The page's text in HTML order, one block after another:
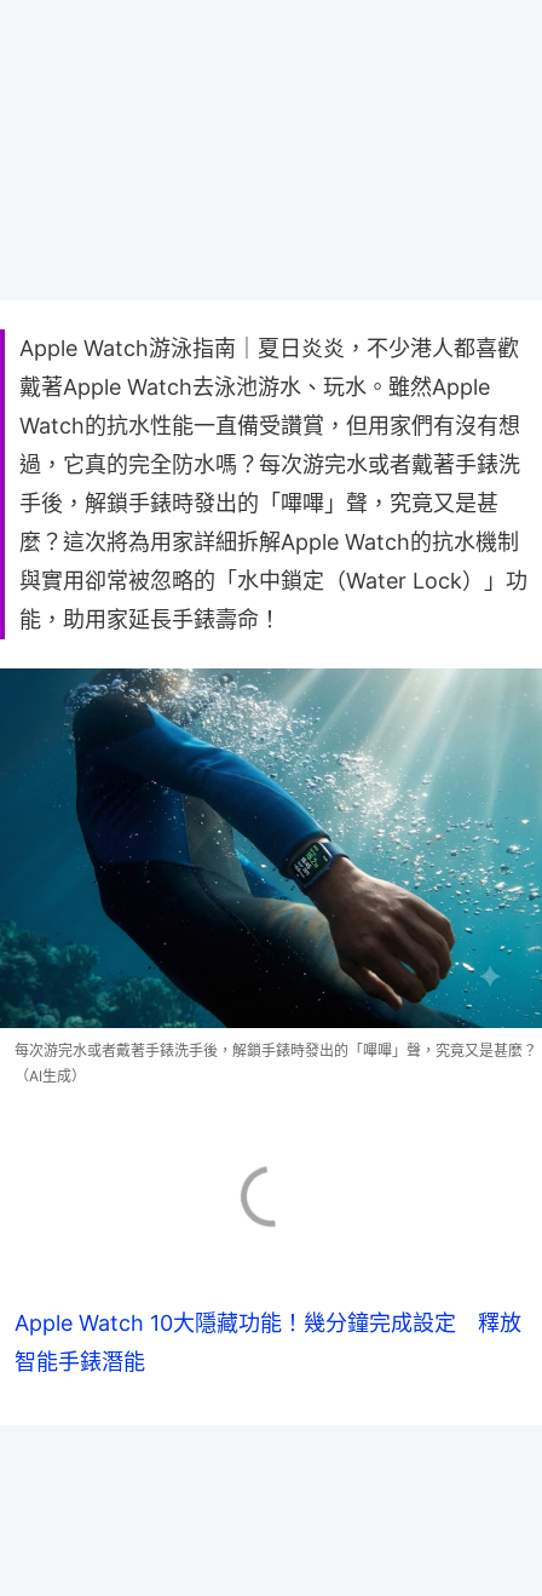
Apple Watch游泳指南｜夏日炎炎，不少港人都喜歡
戴著Apple Watch去泳池游水、玩水。雖然Apple
Watch的抗水性能一直備受讚賞，但用家們有沒有想
過，它真的完全防水嗎？每次游完水或者戴著手錶洗
手後，解鎖手錶時發出的「嗶嗶」聲，究竟又是甚
麼？這次將為用家詳細拆解Apple Watch的抗水機制
與實用卻常被忽略的「水中鎖定（Water Lock）」功
能，助用家延長手錶壽命！
每次游完水或者戴著手錶洗手後，解鎖手錶時發出的「嗶嗶」聲，究竟又是甚麼？
（AI生成）
Apple Watch 10大隱藏功能！幾分鐘完成設定 釋放
智能手錶潛能